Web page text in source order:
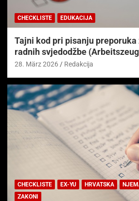
CHECKLISTE EDUKACIJA
Tajni kod pri pisanju preporuka
radnih svjedodžbe
28. März 2026 Redakcija
CHECKLISTE EX-YU HRVATSKA
ZAKONI